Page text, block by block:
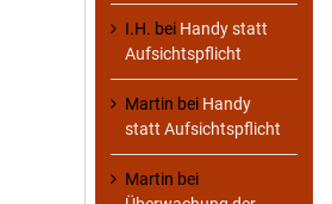
I.H. bei Handy statt
Aufsichtspflicht
Martin bei Handy
statt Aufsichtspflicht
Martin bei